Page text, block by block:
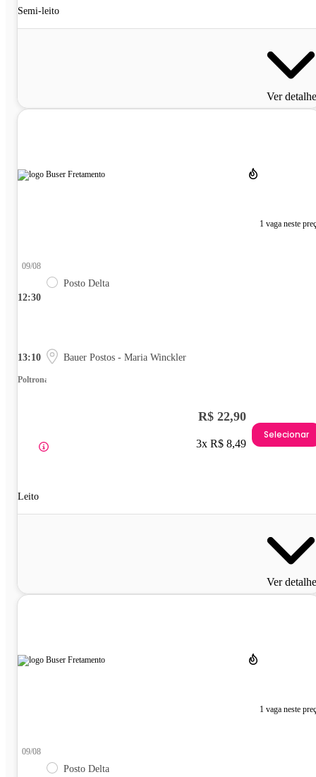
Semi-leito
Ver
1 vaga neste
12:30
09/08
Posto Delta
13:10 Bauer Postos - Maria Winckler
Poltrona
Leito
R$ 22,90
3x R$ 8,49
Selecionar
Ver
1 vaga neste
09/08
Posto Delta